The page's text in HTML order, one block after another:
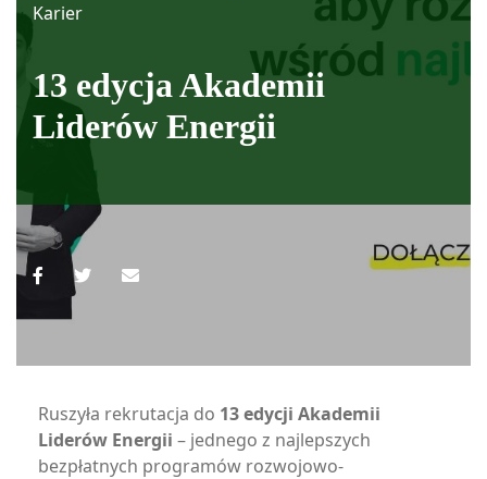
Karier
13 edycja Akademii
Liderów Energii
Ruszyła rekrutacja do 13 edycji Akademii
Liderów Energii – jednego z najlepszych
bezpłatnych programów rozwojowo-